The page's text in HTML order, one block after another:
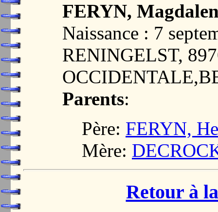
FERYN,
Naissance : 7
RENINGELST,
Parents:
Père: FERYN,
Mère:
Retour à